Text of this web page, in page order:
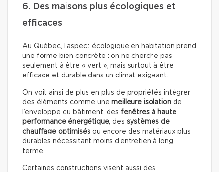
6. Des maisons plus écologiques et
efficaces
Au Québec, l’aspect écologique en habitation prend
une forme bien concrète : on ne cherche pas
seulement à être « vert », mais surtout à être
efficace et durable dans un climat exigeant.
On voit ainsi de plus en plus de propriétés intégrer
des éléments comme une meilleure isolation de
l’enveloppe du bâtiment, des fenêtres à haute
performance énergétique, des systèmes de
chauffage optimisés ou encore des matériaux plus
durables nécessitant moins d’entretien à long
terme.
Certaines constructions visent aussi des